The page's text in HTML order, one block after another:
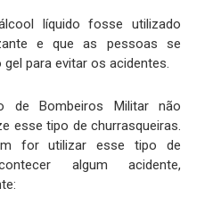
líquido fosse utilizado
e que as pessoas se
para evitar os acidentes.
de Bombeiros Militar não
esse tipo de churrasqueiras.
for utilizar esse tipo de
algum acidente,